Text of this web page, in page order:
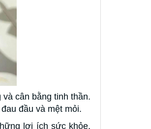
cân bằng tinh thần.
đầu và mệt mỏi.
lợi ích sức khỏe,